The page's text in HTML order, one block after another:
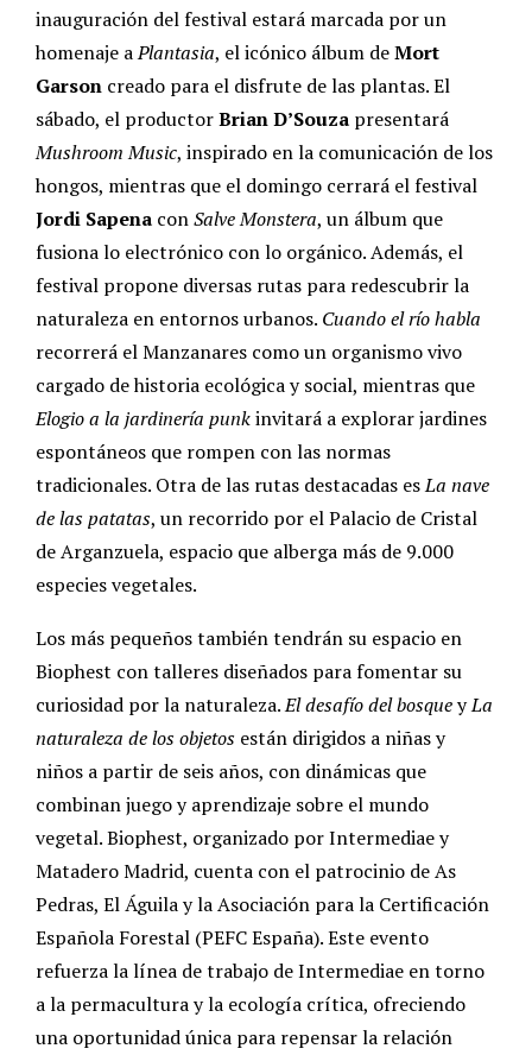
inauguración del festival estará marcada por un
homenaje aPlantasia, el icónico álbum deMort
Garson creado para el disfrute de las plantas. El
sábado, el productorBrian D’Souza presentará
Mushroom Music, inspirado en la comunicación de los
hongos, mientras que el domingo cerrará el festival
Jordi Sapena conSalve Monstera, un álbum que
fusiona lo electrónico con lo orgánico. Además, el
festival propone diversas rutas para redescubrir la
naturaleza en entornos urbanos. Cuando el río habla
recorrerá el Manzanares como un organismo vivo
cargado de historia ecológica y social, mientras que
Elogio a la jardinería punkinvitará a explorar jardines
espontáneos que rompen con las normas
tradicionales. Otra de las rutas destacadas esLa nave
de las patatas, un recorrido por el Palacio de Cristal
de Arganzuela, espacio que alberga más de 9.000
especies vegetales.
Los más pequeños también tendrán su espacio en
Biophest con talleres diseñados para fomentar su
curiosidad por la naturaleza.El desafío del bosqueyLa
naturaleza de los objetos están dirigidos a niñas y
niños a partir de seis años, con dinámicas que
combinan juego y aprendizaje sobre el mundo
vegetal. Biophest, organizado por Intermediae y
Matadero Madrid, cuenta con el patrocinio de As
Pedras, El Águila y la Asociación para la Certificación
Española Forestal (PEFC España). Este evento
refuerza la línea de trabajo de Intermediae en torno
a la permacultura y la ecología crítica, ofreciendo
una oportunidad única para repensar la relación